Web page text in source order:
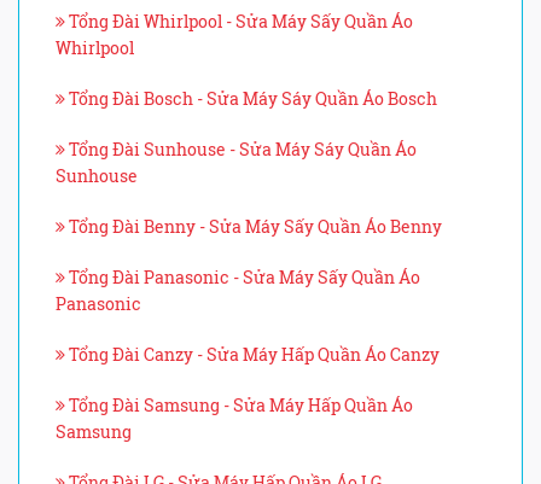
Tổng Đài Whirlpool - Sửa Máy Sấy Quần Áo
Whirlpool
Tổng Đài Bosch - Sửa Máy Sáy Quần Áo Bosch
Tổng Đài Sunhouse - Sửa Máy Sáy Quần Áo
Sunhouse
Tổng Đài Benny - Sửa Máy Sấy Quần Áo Benny
Tổng Đài Panasonic - Sửa Máy Sấy Quần Áo
Panasonic
Tổng Đài Canzy - Sửa Máy Hấp Quần Áo Canzy
Tổng Đài Samsung - Sửa Máy Hấp Quần Áo
Samsung